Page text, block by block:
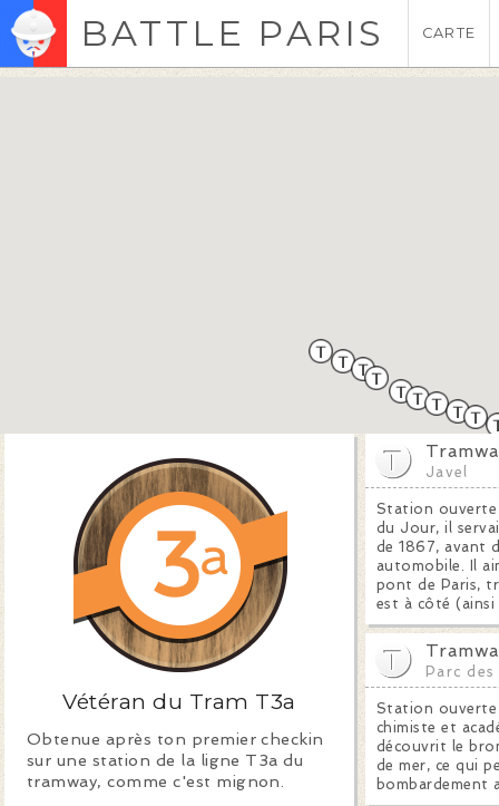
BATTLE PARIS CARTE
Vétéran du Tram T3a
Obtenue après ton premier checkin
sur une station de la ligne T3a du
tramway, comme c'est mignon.
Javel
Station ouverte
du Jour, il
de 1867, avant
automobile. Il
pont de Paris,
est à côté (ainsi
Parc
Station ouverte
chimiste et
découvrit le
de mer, ce qui
bombardement